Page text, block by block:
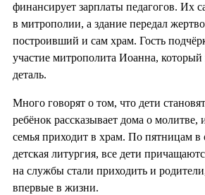
финансирует зарплаты педагогов. Их
в митрополии, а здание передал
построивший и сам храм. Гость
участие митрополита Иоанна,
деталь.
Много говорят о том, что дети
ребёнок рассказывает дома о молитве,
семья приходит в храм. По пятницам в
детская литургия, все дети
на службы стали приходить и
впервые в жизни.